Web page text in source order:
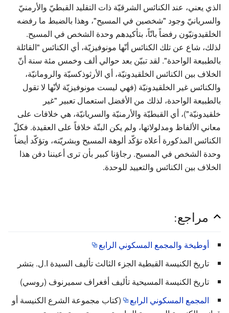
الذي يعني، عند الكنائس الشرقيّة ذات التقليد القبطيّ والأرمنيّ
والسريانيّ وجود "شخصين في المسيح"، وهذا بالضبط ما رفضه
الخلقيدونيّون رفضاً باتّاً، بتأكيدهم وحدة الشخص في المسيح.
لذلك، شاع عن تلك الكنائس أنّها مونوفيزيّة، أي الكنائس "القائلة
بالطبيعة الواحدة". لقد تبيّن بعد حوالي ألف وخمس مئة سنة أنّ
الخلاف بين الكنائس الخلقيدونيّة، أي الأرثوذكسيّة والرومانيّة،
والكنائس غير الخلقيدونيّة (فهي ليست مونوفيزيّة لأنّها لا تقول
بالطبيعة الواحدة، لذلك من الأفضل استعمال تعبير "غير
خلقيدونيّة")، أي القبطيّة والأرمنيّة والسريانيّة، هي خلافات على
معاني الألفاظ ومدلولاتها، ولم يكن البتّة خلافاً على العقيدة. فكلّ
الكنائس المذكورة أعلاه تؤكّد ألوهة المسيح وبشريّته، وتؤكّد أيضاً
وحدة الشخص في المسيح. رجاؤنا كبير بأن ترى أعيننا دفن هذا
الخلاف بين الكنائس والتعييد للوحدة.
مراجع:
أوطيخة والمجمع المسكوني الرابع
تاريخ الكنيسة القبطية الجزء الثالث تأليف السيدة ا.ل. بتشر
تاريخ الكنيسة المسيحية تأليف أفغراف سميرنوف (روسي)
المجمع المسكوني الرابع
(كتاب مجموعة الشرع الكنيسة أو